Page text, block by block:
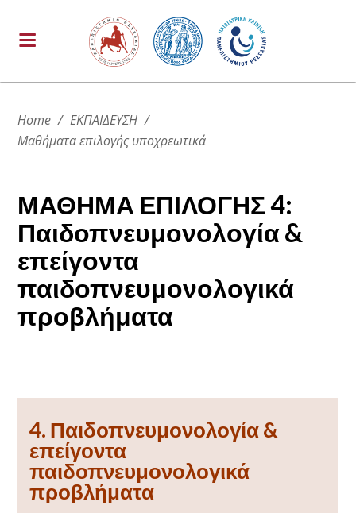
Home / ΕΚΠΑΙΔΕΥΣΗ /
Μαθήματα επιλογής υποχρεωτικά
ΜΑΘΗΜΑ ΕΠΙΛΟΓΗΣ 4:
Παιδοπνευμονολογία &
επείγοντα
παιδοπνευμονολογικά
προβλήματα
4. Παιδοπνευμονολογία &
επείγοντα
παιδοπνευμονολογικά
προβλήματα